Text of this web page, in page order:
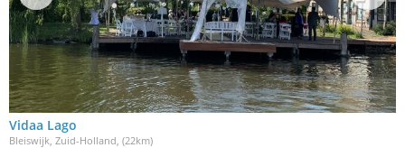
Vidaa Lago
Bleiswijk, Zuid-Holland, (22km)